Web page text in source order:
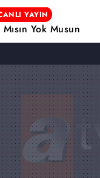
YAYIN
Yok Musun